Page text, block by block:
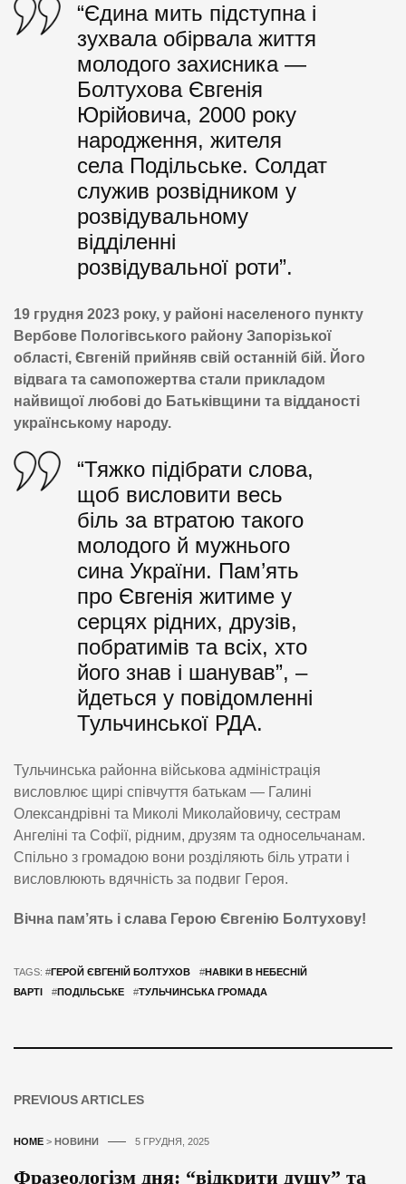
“Єдина мить підступна і
зухвала обірвала життя
молодого захисника —
Болтухова Євгенія
Юрійовича, 2000 року
народження, жителя
села Подільське. Солдат
служив розвідником у
розвідувальному
відділенні
розвідувальної роти”.
19 грудня 2023 року, у районі населеного пункту
Вербове Пологівського району Запорізької
області, Євгеній прийняв свій останній бій. Його
відвага та самопожертва стали прикладом
найвищої любові до Батьківщини та відданості
українському народу.
“Тяжко підібрати слова,
щоб висловити весь
біль за втратою такого
молодого й мужнього
сина України. Пам’ять
про Євгенія житиме у
серцях рідних, друзів,
побратимів та всіх, хто
його знав і шанував”, –
йдеться у повідомленні
Тульчинської РДА.
Тульчинська районна військова адміністрація
висловлює щирі співчуття батькам — Галині
Олександрівні та Миколі Миколайовичу, сестрам
Ангеліні та Софії, рідним, друзям та односельчанам.
Спільно з громадою вони розділяють біль утрати і
висловлюють вдячність за подвиг Героя.
Вічна пам’ять і слава Герою Євгенію Болтухову!
TAGS: #ГЕРОЙ ЄВГЕНІЙ БОЛТУХОВ #НАВІКИ В НЕБЕСНІЙ
ВАРТІ
#ПОДІЛЬСЬКЕ #ТУЛЬЧИНСЬКА ГРОМАДА
PREVIOUS ARTICLES
HOME > НОВИНИ 5 ГРУДНЯ, 2025
Фразеологізм дня: “відкрити душу” та